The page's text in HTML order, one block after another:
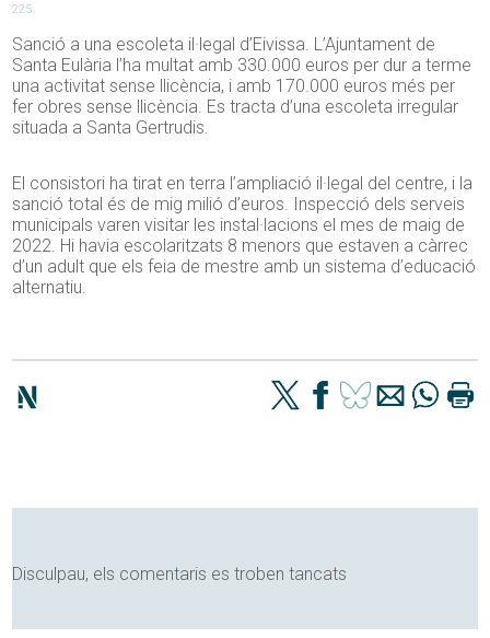
225
Sanció a una escoleta il·legal d’Eivissa. L’Ajuntament de
Santa Eulària l’ha multat amb 330.000 euros per dur a terme
una activitat sense llicència, i amb 170.000 euros més per
fer obres sense llicència. Es tracta d’una escoleta irregular
situada a Santa Gertrudis.
El consistori ha tirat en terra l’ampliació il·legal del centre, i la
sanció total és de mig milió d’euros. Inspecció dels serveis
municipals varen visitar les instal·lacions el mes de maig de
2022. Hi havia escolaritzats 8 menors que estaven a càrrec
d’un adult que els feia de mestre amb un sistema d’educació
alternatiu.
Disculpau, els comentaris es troben tancats